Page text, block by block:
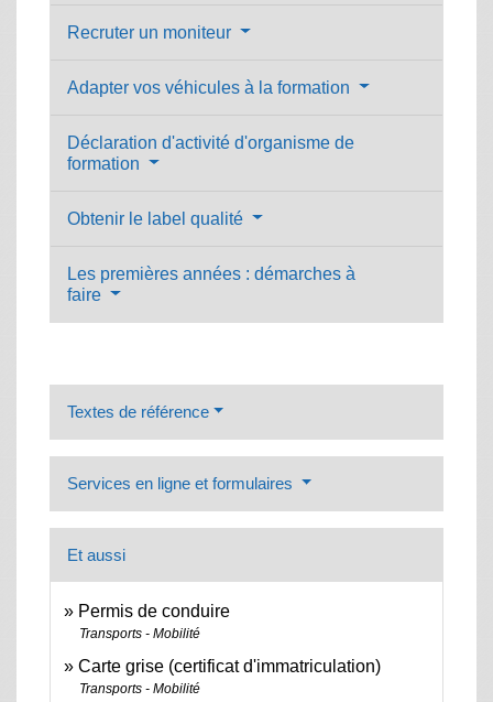
Recruter un moniteur
Adapter vos véhicules à la formation
Déclaration d'activité d'organisme de
formation
Obtenir le label qualité
Les premières années : démarches à
faire
Textes de référence
Services en ligne et formulaires
Et aussi
Permis de conduire
Transports - Mobilité
Carte grise (certificat d'immatriculation)
Transports - Mobilité